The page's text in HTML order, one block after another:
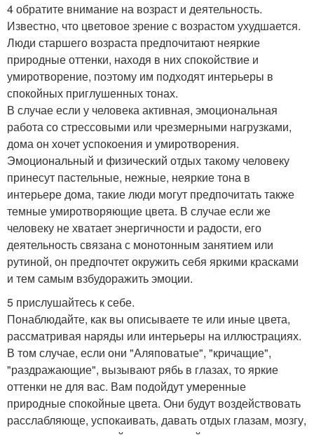
4 обратите внимание на возраст и деятельность.
Известно, что цветовое зрение с возрастом ухудшается.
Люди старшего возраста предпочитают неяркие
природные оттенки, находя в них спокойствие и
умиротворение, поэтому им подходят интерьеры в
спокойных приглушенных тонах.
В случае если у человека активная, эмоциональная
работа со стрессовыми или чрезмерными нагрузками,
дома он хочет успокоения и умиротворения.
Эмоциональный и физический отдых такому человеку
принесут пастельные, нежные, неяркие тона в
интерьере дома, такие люди могут предпочитать также
темные умиротворяющие цвета. В случае если же
человеку не хватает энергичности и радости, его
деятельность связана с монотонным занятием или
рутиной, он предпочтет окружить себя яркими красками
и тем самым взбудоражить эмоции.
5 прислушайтесь к себе.
Понаблюдайте, как вы описываете те или иные цвета,
рассматривая наряды или интерьеры на иллюстрациях.
В том случае, если они "Аляповатые", "кричащие",
"раздражающие", вызывают рябь в глазах, то яркие
оттенки не для вас. Вам подойдут умеренные
природные спокойные цвета. Они будут воздействовать
расслабляюще, успокаивать, давать отдых глазам, мозгу,